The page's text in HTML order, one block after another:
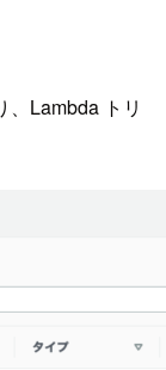
Lambda トリ